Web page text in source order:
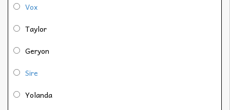
Vox
Taylor
Geryon
Sire
Yolanda